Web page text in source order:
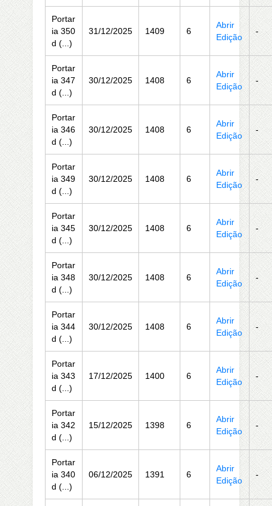
Portar
ia 350
d (...)
31/12/2025 1409 6
Abrir
Edição
-
Portar
ia 347
d (...)
30/12/2025 1408 6
Abrir
Edição
-
Portar
ia 346
d (...)
30/12/2025 1408 6
Abrir
Edição
-
Portar
ia 349
d (...)
30/12/2025 1408 6
Abrir
Edição
-
Portar
ia 345
d (...)
30/12/2025 1408 6
Abrir
Edição
-
Portar
ia 348
d (...)
30/12/2025 1408 6
Abrir
Edição
-
Portar
ia 344
d (...)
30/12/2025 1408 6
Abrir
Edição
-
Portar
ia 343
d (...)
17/12/2025 1400 6
Abrir
Edição
-
Portar
ia 342
d (...)
15/12/2025 1398 6
Abrir
Edição
-
Portar
ia 340
d (...)
06/12/2025 1391 6
Abrir
Edição
-